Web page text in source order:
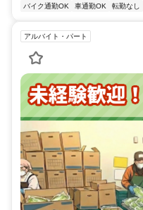
バイク通勤OK 車通勤OK 転勤なし
アルバイト・パート